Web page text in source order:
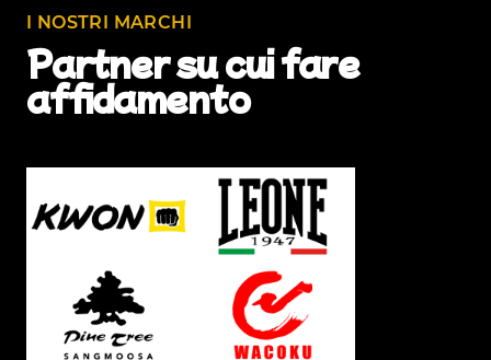
I NOSTRI MARCHI
Partner su cui fare
affidamento